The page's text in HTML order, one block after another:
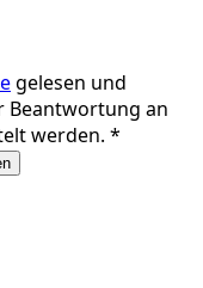
gelesen und
Beantwortung an
werden. *